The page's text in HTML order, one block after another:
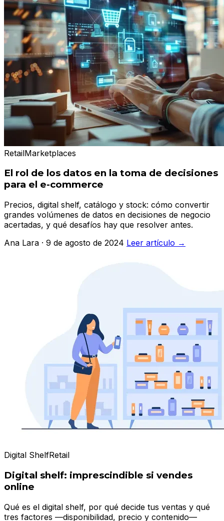
RetailMarketplaces
El rol de los datos en la toma de decisiones
para el e-commerce
Precios, digital shelf, catálogo y stock: cómo convertir
grandes volúmenes de datos en decisiones de negocio
acertadas, y qué desafíos hay que resolver antes.
Ana Lara · 9 de agosto de 2024 Leer artículo →
Digital ShelfRetail
Digital shelf: imprescindible si vendes
online
Qué es el digital shelf, por qué decide tus ventas y qué
tres factores —disponibilidad, precio y contenido—